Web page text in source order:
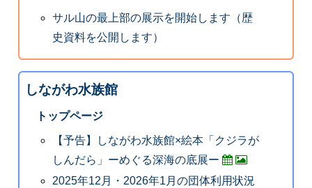
サル山の最上部の展示を開始します（歴
史資料を公開します）
しながわ水族館
トップページ
【予告】しながわ水族館×絵本「クジラが
しんだら」ーめぐる深海の底展ー
2025年12月・2026年1月の団体利用状況